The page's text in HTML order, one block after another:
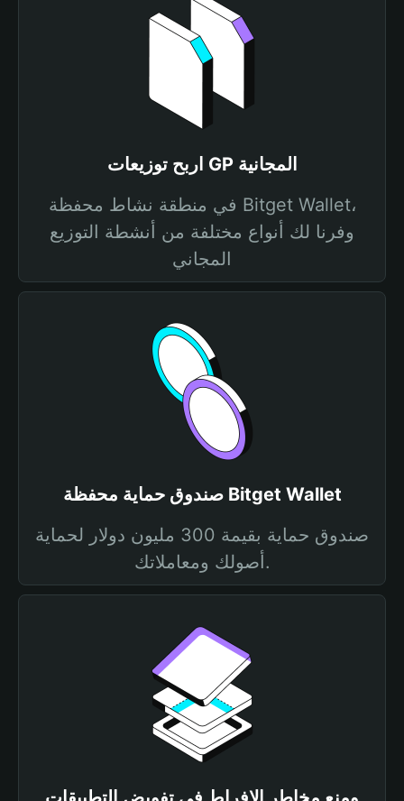
اربح توزيعات GP المجانية
في منطقة نشاط محفظة Bitget Wallet،
وفرنا لك أنواع مختلفة من أنشطة التوزيع
المجاني
صندوق حماية محفظة Bitget Wallet
صندوق حماية بقيمة 300 مليون دولار لحماية
أصولك ومعاملاتك.